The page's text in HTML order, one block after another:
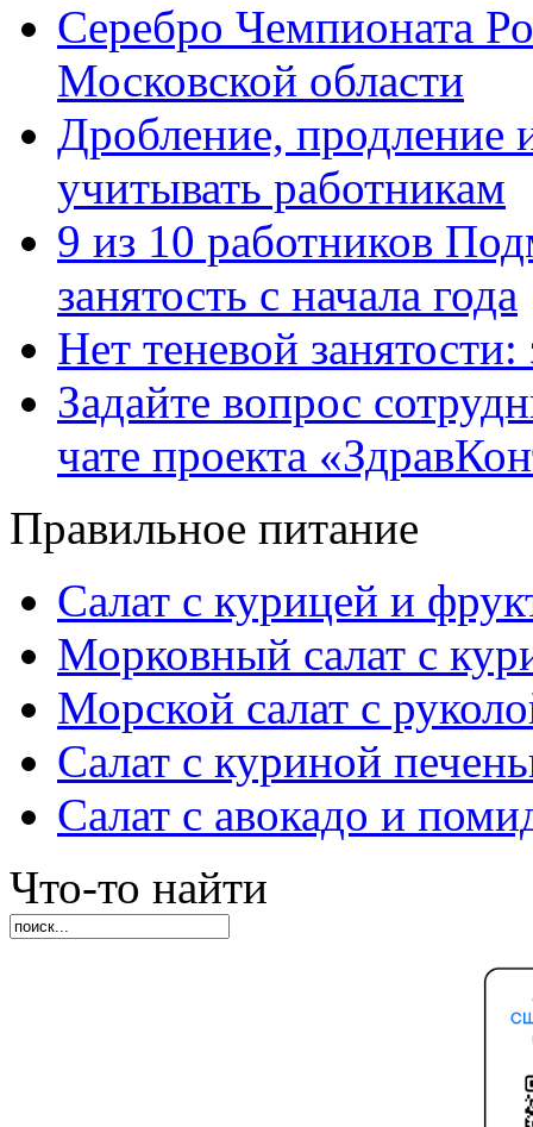
Серебро Чемпионата
Московской области
Дробление, продление
учитывать работникам
9 из 10 работников
занятость с начала года
Нет теневой
Задайте вопрос
чате проекта
Правильное питание
Салат с курицей и
Морковный салат с
Морской салат с
Салат с куриной
Салат с авокадо и
Что-то найти